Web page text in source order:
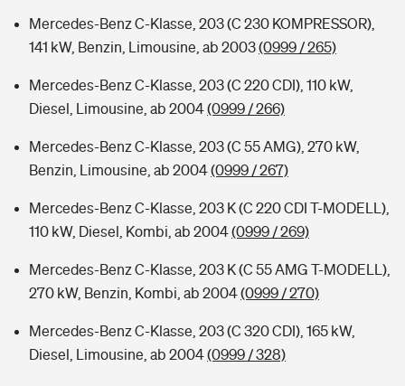
Mercedes-Benz C-Klasse, 203 (C 230 KOMPRESSOR),
141 kW, Benzin, Limousine, ab 2003(0999 / 265)
Mercedes-Benz C-Klasse, 203 (C 220 CDI), 110 kW,
Diesel, Limousine, ab 2004(0999 / 266)
Mercedes-Benz C-Klasse, 203 (C 55 AMG), 270 kW,
Benzin, Limousine, ab 2004(0999 / 267)
Mercedes-Benz C-Klasse, 203 K (C 220 CDI T-MODELL),
110 kW, Diesel, Kombi, ab 2004(0999 / 269)
Mercedes-Benz C-Klasse, 203 K (C 55 AMG T-MODELL),
270 kW, Benzin, Kombi, ab 2004(0999 / 270)
Mercedes-Benz C-Klasse, 203 (C 320 CDI), 165 kW,
Diesel, Limousine, ab 2004(0999 / 328)